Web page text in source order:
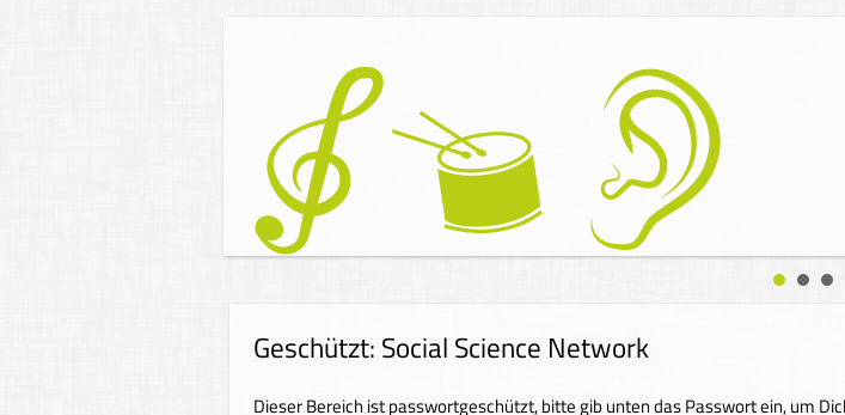
Musiktherapie
Musiktherapeutische
für das Leben finden,
mehr
Geschützt: Social Science Network
Dieser Bereich ist passwortgeschützt, bitte gib unten das Passwort ein, um